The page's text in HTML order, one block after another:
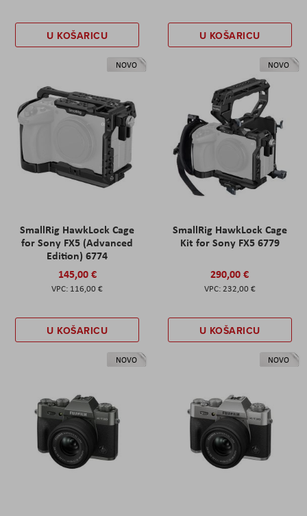
U KOŠARICU U KOŠARICU
NOVO
SmallRig HawkLock Cage
for Sony FX5 (Advanced
Edition) 6774
145,00 €
116,00 €
U KOŠARICU
NOVO
SmallRig HawkLock Cage
Kit for Sony FX5 6779
290,00 €
232,00 €
U KOŠARICU
NOVO NOVO